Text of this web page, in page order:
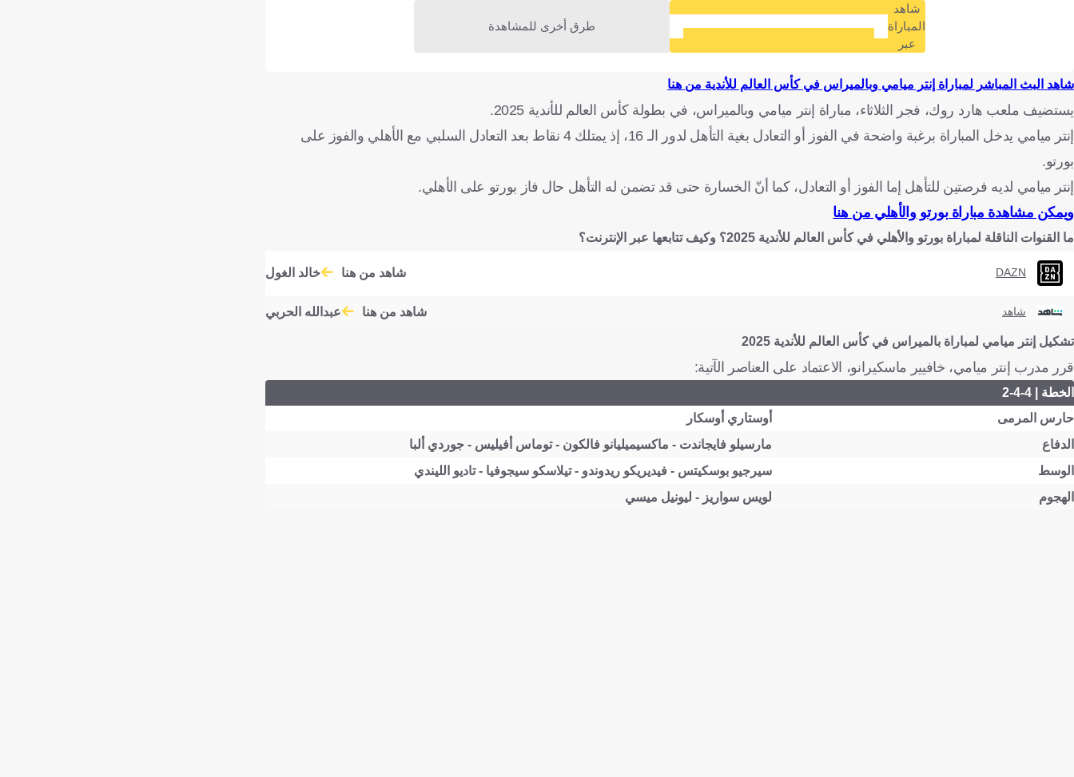
شاهد
المباراة
عبر
طرق أخرى للمشاهدة
شاهد البث المباشر لمباراة إنتر ميامي وبالميراس في كأس العالم للأندية من هنا
يستضيف ملعب هارد روك، فجر الثلاثاء، مباراة إنتر ميامي وبالميراس، في بطولة كأس العالم للأندية 2025.
إنتر ميامي يدخل المباراة برغبة واضحة في الفوز أو التعادل بغية التأهل لدور الـ 16، إذ يمتلك 4 نقاط بعد التعادل السلبي مع الأهلي والفوز على
بورتو.
إنتر ميامي لديه فرصتين للتأهل إما الفوز أو التعادل، كما أنّ الخسارة حتى قد تضمن له التأهل حال فاز بورتو على الأهلي.
ويمكن مشاهدة مباراة بورتو والأهلي من هنا
ما القنوات الناقلة لمباراة بورتو والأهلي في كأس العالم للأندية 2025؟ وكيف تتابعها عبر الإنترنت؟
DAZN شاهد من هنا خالد الغول
شاهد شاهد من هنا عبدالله الحربي
تشكيل إنتر ميامي لمباراة بالميراس في كأس العالم للأندية 2025
قرر مدرب إنتر ميامي، خافيير ماسكيرانو، الاعتماد على العناصر الآتية:
الخطة | 4-4-2
حارس المرمى
أوستاري أوسكار
الدفاع
مارسيلو فايجاندت - ماكسيميليانو فالكون - توماس أفيليس - جوردي ألبا
الوسط
سيرجيو بوسكيتس - فيديريكو ريدوندو - تيلاسكو سيجوفيا - تاديو الليندي
الهجوم
لويس سواريز - ليونيل ميسي